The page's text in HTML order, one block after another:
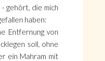
- gehört, die mich
haben:
Entfernung von
soll, ohne
ein Mahram mit